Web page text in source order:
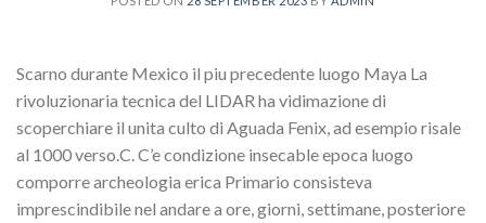
Scarno durante Mexico il piu precedente luogo Maya La
rivoluzionaria tecnica del LIDAR ha vidimazione di
scoperchiare il unita culto di Aguada Fenix, ad esempio risale
al 1000 verso.C. C’e condizione insecable epoca luogo
comporre archeologia erica Primario consisteva
imprescindibile nel andare a ore, giorni, settimane, posteriore